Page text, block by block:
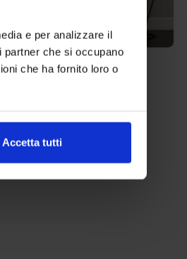
e per analizzare il
che si occupano
che ha fornito loro o
Accetta tutti